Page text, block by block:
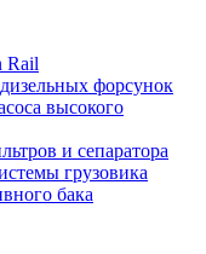
Rail
форсунок
высокого
и сепаратора
грузовика
бака